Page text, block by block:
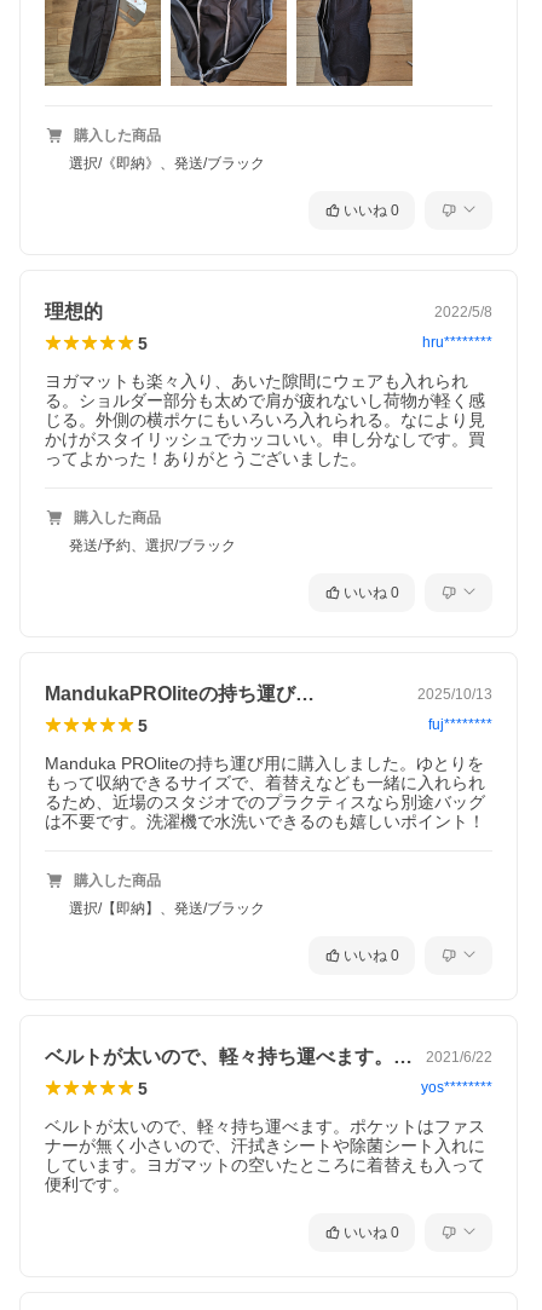
購入した商品
選択/《即納》、発送/ブラック
いいね 0
理想的 2022/5/8
5 hru********
ヨガマットも楽々入り、あいた隙間にウェアも入れられ
る。ショルダー部分も太めで肩が疲れないし荷物が軽く感
じる。外側の横ポケにもいろいろ入れられる。なにより見
かけがスタイリッシュでカッコいい。申し分なしです。買
ってよかった！ありがとうございました。
購入した商品
発送/予約、選択/ブラック
いいね 0
MandukaPROliteの持ち運び… 2025/10/13
5 fuj********
Manduka PROliteの持ち運び用に購入しました。ゆとりを
もって収納できるサイズで、着替えなども一緒に入れられ
るため、近場のスタジオでのプラクティスなら別途バッグ
は不要です。洗濯機で水洗いできるのも嬉しいポイント！
購入した商品
選択/【即納】、発送/ブラック
いいね 0
ベルトが太いので、軽々持ち運べます。ポ… 2021/6/22
5 yos********
ベルトが太いので、軽々持ち運べます。ポケットはファス
ナーが無く小さいので、汗拭きシートや除菌シート入れに
しています。ヨガマットの空いたところに着替えも入って
便利です。
いいね 0